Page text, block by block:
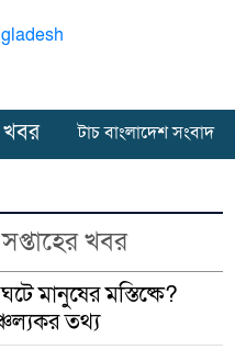
খবর টাচ বাংলাদেশ সংবাদ
খবর
মানুষের মস্তিষ্কে?
তথ্য